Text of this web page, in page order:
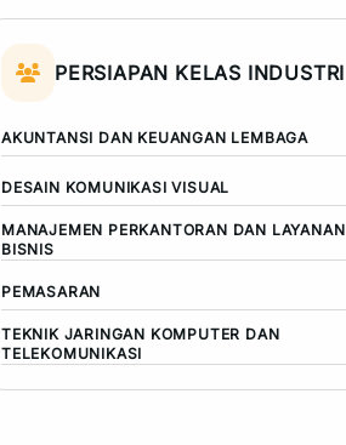
PERSIAPAN KELAS INDUSTRI
AKUNTANSI DAN KEUANGAN LEMBAGA
DESAIN KOMUNIKASI VISUAL
MANAJEMEN PERKANTORAN DAN LAYANAN
BISNIS
PEMASARAN
TEKNIK JARINGAN KOMPUTER DAN
TELEKOMUNIKASI